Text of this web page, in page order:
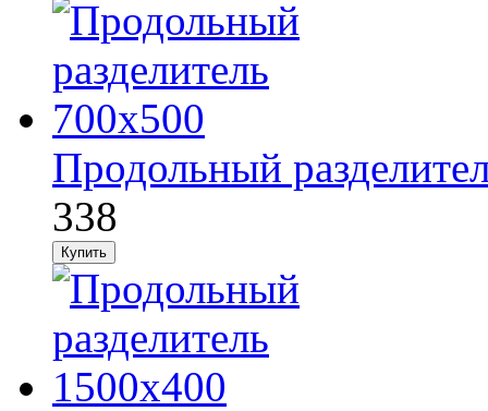
Продольный
338